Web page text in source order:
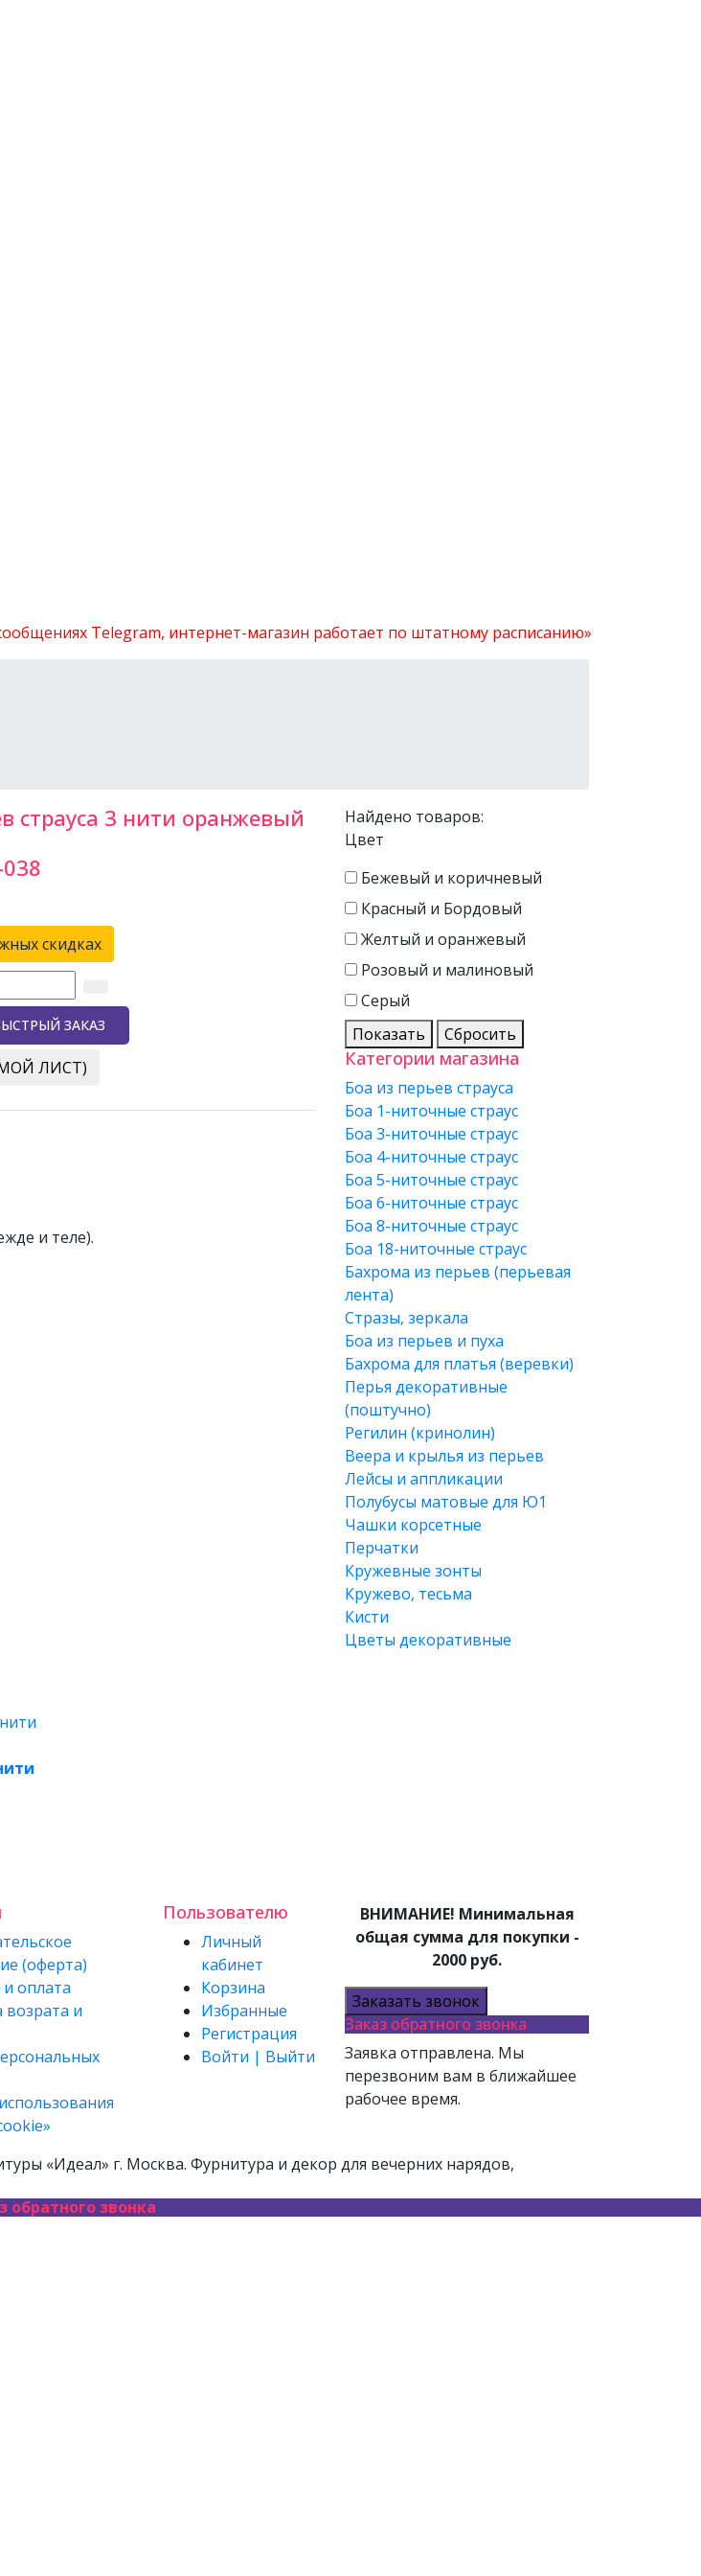
Telegram, интернет-магазин работает по штатному расписанию»
страуса 3 нити оранжевый
скидках
ЗАКАЗ
ЛИСТ)
и теле).
Найдено товаров:
Цвет
Бежевый и коричневый
Красный и Бордовый
Желтый и оранжевый
Розовый и малиновый
Серый
Показать
Сбросить
Категории магазина
Боа из перьев страуса
Боа 1-ниточные страус
Боа 3-ниточные страус
Боа 4-ниточные страус
Боа 5-ниточные страус
Боа 6-ниточные страус
Боа 8-ниточные страус
Боа 18-ниточные страус
Бахрома из перьев (перьевая
лента)
Стразы, зеркала
Боа из перьев и пуха
Бахрома для платья (веревки)
Перья декоративные
(поштучно)
Регилин (кринолин)
Веера и крылья из перьев
Лейсы и аппликации
Полубусы матовые для Ю1
Чашки корсетные
Перчатки
Кружевные зонты
Кружево, тесьма
Кисти
Цветы декоративные
(оферта)
оплата
возрата и
Пользователю
Личный
кабинет
Корзина
Избранные
Регистрация
Войти | Выйти
ВНИМАНИЕ! Минимальная
общая сумма для покупки -
2000 руб.
Заказать звонок
Заказ обратного звонка
Заявка отправлена. Мы
перезвоним вам в ближайшее
рабочее время.
«Идеал» г. Москва. Фурнитура и декор для вечерних нарядов,
обратного звонка